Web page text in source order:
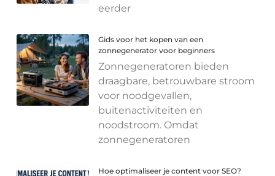
eerder
Gids voor het kopen van een
zonnegenerator voor beginners
Zonnegeneratoren bieden
draagbare, betrouwbare stroom
voor noodgevallen,
buitenactiviteiten en
noodstroom. Omdat
zonnegeneratoren
Hoe optimaliseer je content voor SEO?